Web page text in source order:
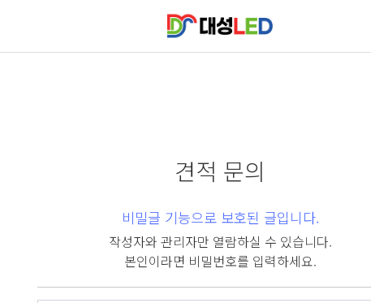
견적 문의
비밀글 기능으로 보호된 글입니다.
작성자와 관리자만 열람하실 수 있습니다.
본인이라면 비밀번호를 입력하세요.